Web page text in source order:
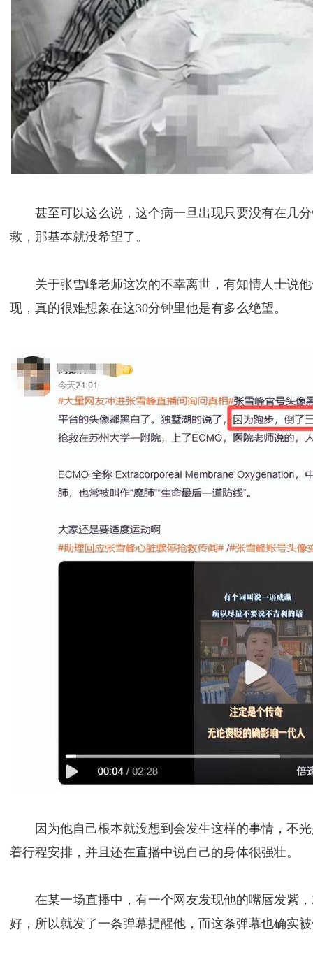
甚至可以这么说，这个病一旦出现只要没有在几
救，那基本就没希望了。
关于张雪峰老师这次的不幸离世，有知情人士说
现，真的很难想象在这30分钟里他是有多么绝望。
因为他自己根本就没想到会发生这样的事情，不
着行程安排，并且还在直播中说自己的身体很强壮。
在某一场直播中，有一个网友发现他的嘴唇发紫
好，所以就发了一条弹幕提醒他，而这条弹幕也确实